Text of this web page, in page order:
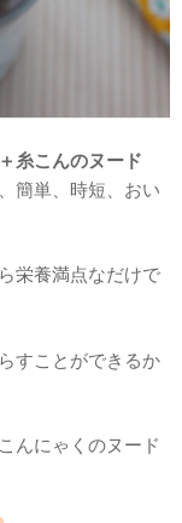
糸こんのヌード
簡単、時短、おい
栄養満点なだけで
すことができるか
んにゃくのヌード